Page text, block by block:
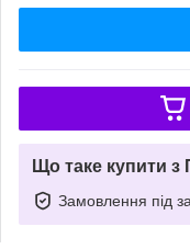
Що таке купити з
Замовлення під